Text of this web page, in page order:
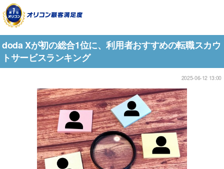
doda Xが初の総合1位に、利用者おすすめの転職スカウ
トサービスランキング
2025-06-12 13:00